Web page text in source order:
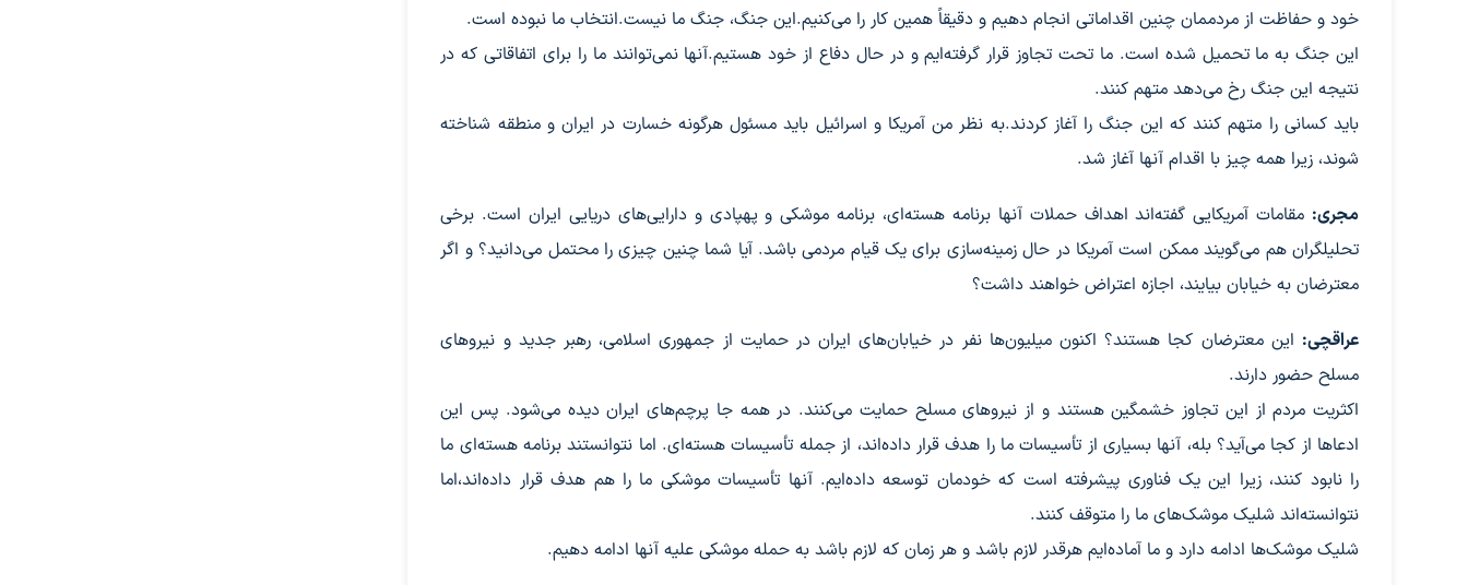
خود و حفاظت از مردممان چنین اقداماتی انجام دهیم و دقیقاً همین کار را می‌کنیم.این جنگ، جنگ ما نیست.انتخاب ما نبوده است.
این جنگ به ما تحمیل شده است. ما تحت تجاوز قرار گرفته‌ایم و در حال دفاع از خود هستیم.آنها نمی‌توانند ما را برای اتفاقاتی که در
نتیجه این جنگ رخ می‌دهد متهم کنند.
باید کسانی را متهم کنند که این جنگ را آغاز کردند.به نظر من آمریکا و اسرائیل باید مسئول هرگونه خسارت در ایران و منطقه شناخته
شوند، زیرا همه چیز با اقدام آنها آغاز شد.
مجری: مقامات آمریکایی گفته‌اند اهداف حملات آنها برنامه هسته‌ای، برنامه موشکی و پهپادی و دارایی‌های دریایی ایران است. برخی
تحلیلگران هم می‌گویند ممکن است آمریکا در حال زمینه‌سازی برای یک قیام مردمی باشد. آیا شما چنین چیزی را محتمل می‌دانید؟ و اگر
معترضان به خیابان بیایند، اجازه اعتراض خواهند داشت؟
عراقچی: این معترضان کجا هستند؟ اکنون میلیون‌ها نفر در خیابان‌های ایران در حمایت از جمهوری اسلامی، رهبر جدید و نیروهای
مسلح حضور دارند.
اکثریت مردم از این تجاوز خشمگین هستند و از نیروهای مسلح حمایت می‌کنند. در همه جا پرچم‌های ایران دیده می‌شود. پس این
ادعاها از کجا می‌آید؟ بله، آنها بسیاری از تأسیسات ما را هدف قرار داده‌اند، از جمله تأسیسات هسته‌ای. اما نتوانستند برنامه هسته‌ای ما
را نابود کنند، زیرا این یک فناوری پیشرفته است که خودمان توسعه داده‌ایم. آنها تأسیسات موشکی ما را هم هدف قرار داده‌اند،اما
نتوانسته‌اند شلیک موشک‌های ما را متوقف کنند.
شلیک موشک‌ها ادامه دارد و ما آماده‌ایم هرقدر لازم باشد و هر زمان که لازم باشد به حمله موشکی علیه آنها ادامه دهیم.